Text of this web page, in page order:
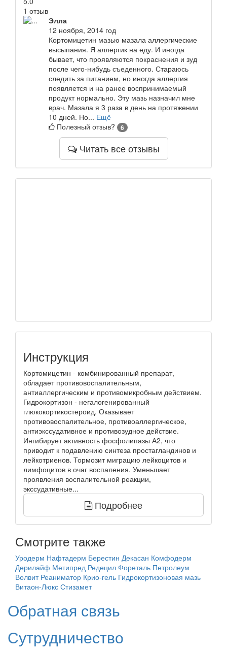
1 отзыв
Элла
12 ноября, 2014 год
Кортомицетин мазью мазала аллергические
высыпания. Я аллергик на еду. И иногда
бывает, что проявляются покраснения и зуд
после чего-нибудь съеденного. Стараюсь
следить за питанием, но иногда аллергия
появляется и на ранее воспринимаемый
продукт нормально. Эту мазь назначил мне
врач. Мазала я 3 раза в день на протяжении
10 дней. Но... Ещё
Полезный отзыв?
6
Читать все отзывы
Инструкция
Кортомицетин - комбинированный препарат,
обладает противовоспалительным,
антиаллергическим и противомикробным действием.
Гидрокортизон - негалогенированный
глюкокортикостероид. Оказывает
противовоспалительное, противоаллергическое,
антиэкссудативное и противозудное действие.
Ингибирует активность фосфолипазы А2, что
приводит к подавлению синтеза простагландинов и
лейкотриенов. Тормозит миграцию лейкоцитов и
лимфоцитов в очаг воспаления. Уменьшает
проявления воспалительной реакции,
экссудативные...
Подробнее
Смотрите также
Уродерм Нафтадерм Берестин Декасан Комфодерм
Дерилайф Метипред Редецил Фореталь Петролеум
Волвит Реаниматор Крио-гель Гидрокортизоновая мазь
Витаон-Люкс Стизамет
Обратная связь
Сутрудничество